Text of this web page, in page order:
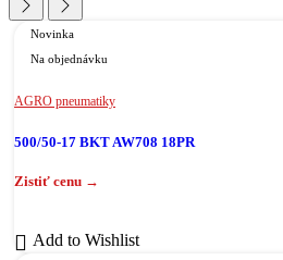
Novinka
Na objednávku
AGRO pneumatiky
500/50-17 BKT AW708 18PR
Add to Wishlist